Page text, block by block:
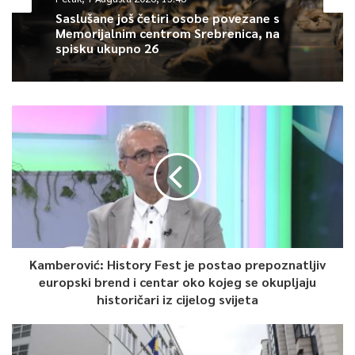
složenim infrastrukturnim, društvenim i razvojnim procesima
mogu predstavljati značajnu vrijednost za budući razvoj Novog
Sarajeva.
projekata, institucionalno povezivanje, razmjenu stručnih
iskustava te uspostavljanje novih mogućnosti za kulturnu,
obrazovnu i ekonomsku saradnju.
– Ova saradnja predstavlja važan korak u međunarodnom
pozicioniranju Novog Sarajeva i potvrđuje opredijeljenost
Općine da kroz partnerstva sa uspješnim gradovima svijeta
stvara nove razvojne prilike i unapređuje kvalitet života svojih
građana – saopćeno je iz Općine Novo Sarajevo.
0
Saslušane još četiri osobe povezane s
Memorijalnim centrom Srebrenica, na
spisku ukupno 26
Kamberović: History Fest je postao prepoznatljiv
europski brend i centar oko kojeg se okupljaju
historičari iz cijelog svijeta